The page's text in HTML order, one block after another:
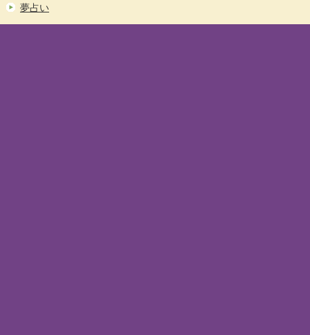
夢占い